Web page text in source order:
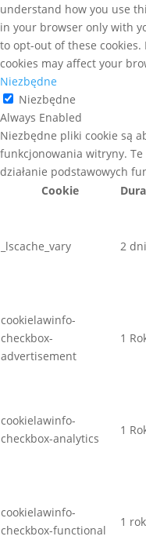
understand how you use
in your browser only with
to opt-out of these
cookies may affect your
Niezbędne
Niezbędne
Always Enabled
Niezbędne pliki cookie są
funkcjonowania witryny.
działanie podstawowych
Cookie
_lscache_vary 2 dni
cookielawinfo-
checkbox-
advertisement
1
cookielawinfo-
checkbox-analytics
1
cookielawinfo-
checkbox-functional
1 rok